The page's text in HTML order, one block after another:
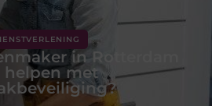
in Rotterdam
helpen met